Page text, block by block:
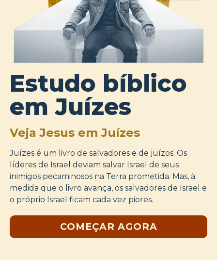
Estudo bíblico
em Juízes
Veja Jesus em Juízes
Juízes é um livro de salvadores e de juízos. Os
líderes de Israel deviam salvar Israel de seus
inimigos pecaminosos na Terra prometida. Mas, à
medida que o livro avança, os salvadores de Israel e
o próprio Israel ficam cada vez piores.
COMEÇAR AGORA